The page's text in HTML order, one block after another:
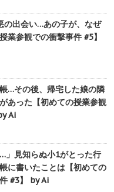
の出会い…あの子が、なぜ
業参観での衝撃事件 #5】
…その後、帰宅した娘の隣
あった【初めての授業参観
Ai
」見知らぬ小1がとった行
に書いたことは【初めての
#3】 by Ai